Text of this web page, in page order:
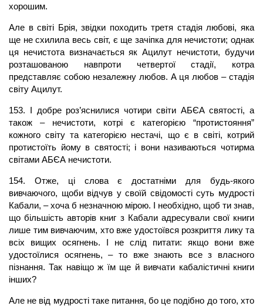
хорошим.
Але в світі Брія, звідки походить третя стадія любові, яка
ще не схилила весь світ, є ще зачіпка для нечистоти; однак
ця нечистота визначається як Ацилут нечистоти, будучи
розташованою навпроти четвертої стадії, котра
представляє собою незалежну любов. А ця любов – стадія
світу Ацилут.
153. І добре роз’яснилися чотири світи АБЄА святості, а
також – нечистоти, котрі є категорією “протистояння”
кожного світу та категорією нестачі, що є в світі, котрий
протистоїть йому в святості; і вони називаються чотирма
світами АБЄА нечистоти.
154. Отже, ці слова є достатніми для будь-якого
вивчаючого, щоби відчув у своїй свідомості суть мудрості
Кабали, – хоча б незначною мірою. І необхідно, щоб ти знав,
що більшість авторів книг з Кабали адресували свої книги
лише тим вивчаючим, хто вже удостоївся розкриття лику та
всіх вищих осягнень. І не слід питати: якщо вони вже
удостоїлися осягнень, – то вже знають все з власного
пізнання. Так навіщо ж їм ще й вивчати кабалістичні книги
інших?
Але не від мудрості таке питання, бо це подібно до того, хто